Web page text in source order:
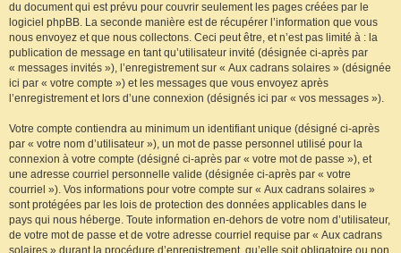
du document qui est prévu pour couvrir seulement les pages créées par le
logiciel phpBB. La seconde manière est de récupérer l’information que vous
nous envoyez et que nous collectons. Ceci peut être, et n’est pas limité à : la
publication de message en tant qu’utilisateur invité (désignée ci-après par
« messages invités »), l’enregistrement sur « Aux cadrans solaires » (désignée
ici par « votre compte ») et les messages que vous envoyez après
l’enregistrement et lors d’une connexion (désignés ici par « vos messages »).
Votre compte contiendra au minimum un identifiant unique (désigné ci-après
par « votre nom d’utilisateur »), un mot de passe personnel utilisé pour la
connexion à votre compte (désigné ci-après par « votre mot de passe »), et
une adresse courriel personnelle valide (désignée ci-après par « votre
courriel »). Vos informations pour votre compte sur « Aux cadrans solaires »
sont protégées par les lois de protection des données applicables dans le
pays qui nous héberge. Toute information en-dehors de votre nom d’utilisateur,
de votre mot de passe et de votre adresse courriel requise par « Aux cadrans